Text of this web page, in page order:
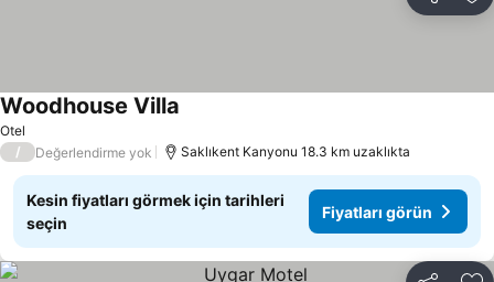
Otel
Woodhouse Villa
/ Değerlendirme yok Saklıkent Kanyonu 18.3 km uzaklıkta
Kesin fiyatları görmek için tarihleri
seçin
Fiyatları görün